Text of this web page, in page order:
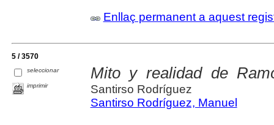
Enllaç permanent a aquest
5 / 3570
seleccionar
imprimir
Mito y realidad de
Santirso Rodríguez
Santirso Rodríguez, Manuel